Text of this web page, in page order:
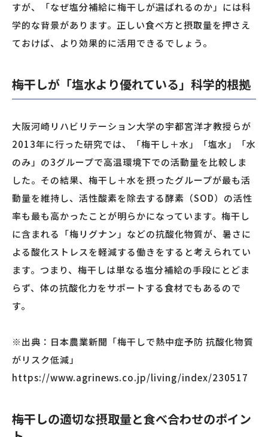
すが、「なぜ塩分補給に梅干しが選ばれるのか」には科
学的な背景があります。正しい食べ方と摂取量を押さえ
ておけば、より効果的に活用できるでしょう。
梅干しが「塩水より優れている」科学的根拠
大阪河崎リハビリテーション大学の宇都宮洋才教授らが
2013年に行った研究では、「梅干し＋水」「塩水」「水
のみ」の3グループで高温環境下での活動量を比較しま
した。その結果、梅干し＋水を摂ったグループが最も活
動量を維持し、活性酸素を除去する酵素（SOD）の活性
率も最も高かったことが明らかになっています。梅干し
に含まれる「梅リグナン」などの抗酸化物質が、暑さに
よる酸化ストレスを軽減する働きをすると考えられてい
ます。つまり、梅干しは単なる塩分補給の手段にとどま
らず、体の抗酸化力をサポートする食材でもあるので
す。
※出典：日本農業新聞「梅干しで熱中症予防 抗酸化物質
がリスク低減」
https://www.agrinews.co.jp/living/index/230517
梅干しの適切な摂取量と食べ合わせのポイン